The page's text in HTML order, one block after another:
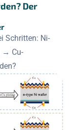
Der
Schritten: Ni-
→ Cu-